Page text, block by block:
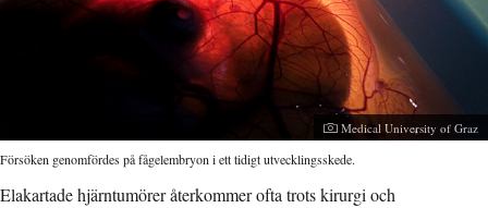
Fotograf:
Medical University of Graz
Försöken genomfördes på fågelembryon i ett tidigt utvecklingsskede.
Elakartade hjärntumörer återkommer ofta trots kirurgi och